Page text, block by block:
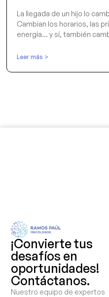
La llegada de un hijo lo
Cambian los horarios, las
energía… y sí, también
Leer más >
¡Convierte tus
desafíos en
oportunidades!
Contáctanos.
Nuestro equipo de expertos